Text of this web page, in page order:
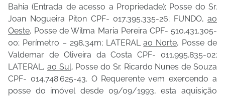
Bahia (Entrada de acesso a Propriedade); Posse do Sr.
Joan Nogueira Piton CPF- 017.395.335-26; FUNDO, ao
Oeste, Posse de Wilma Maria Pereira CPF- 510.431.305-
00; Perímetro – 298,34m; LATERALao Norte, Posse de
Valdemar de Oliveira da Costa CPF- 011.995.835-02;
LATERAL, ao Sul, Posse do Sr. Ricardo Nunes de Souza
CPF- 014.748.625-43. O Requerente vem exercendo a
posse do imóvel desde 09/09/1993, esta aquisição